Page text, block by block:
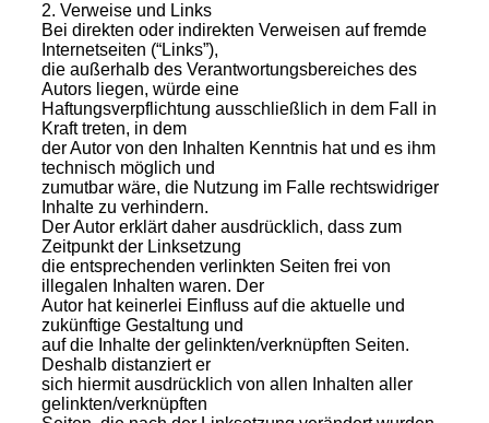
2. Verweise und Links
Bei direkten oder indirekten Verweisen auf fremde
Internetseiten (“Links”),
die außerhalb des Verantwortungsbereiches des
Autors liegen, würde eine
Haftungsverpflichtung ausschließlich in dem Fall in
Kraft treten, in dem
der Autor von den Inhalten Kenntnis hat und es ihm
technisch möglich und
zumutbar wäre, die Nutzung im Falle rechtswidriger
Inhalte zu verhindern.
Der Autor erklärt daher ausdrücklich, dass zum
Zeitpunkt der Linksetzung
die entsprechenden verlinkten Seiten frei von
illegalen Inhalten waren. Der
Autor hat keinerlei Einfluss auf die aktuelle und
zukünftige Gestaltung und
auf die Inhalte der gelinkten/verknüpften Seiten.
Deshalb distanziert er
sich hiermit ausdrücklich von allen Inhalten aller
gelinkten/verknüpften